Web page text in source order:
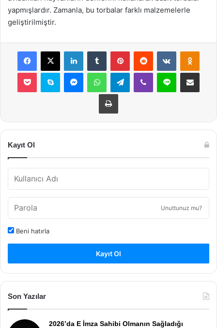
yapmışlardır. Zamanla, bu torbalar farklı malzemelerle
geliştirilmiştir.
Facebook
X LinkedInTumblr PinterestReddit VKontakte
Pocket Skype MessengerWhatsAppTelegramViber Line E-Posta ile
Yazdır
Kayıt Ol
Unuttunuz mu?
Beni hatırla
Kayıt Ol
Son Yazılar
2026’da E İmza Sahibi Olmanın Sağladığı